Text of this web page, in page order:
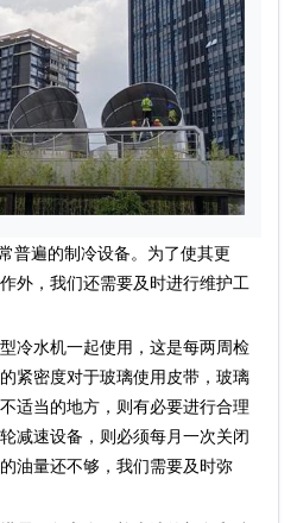
普遍的制冷设备。为了使其更
外，我们还需要及时进行维护工
冷水机一起使用，这是每两周检
紧密度对于玻璃使用皮带，玻璃
适当的地方，则有必要进行合理
减速设备，则必须每月一次关闭
油量还不够，我们需要及时弥